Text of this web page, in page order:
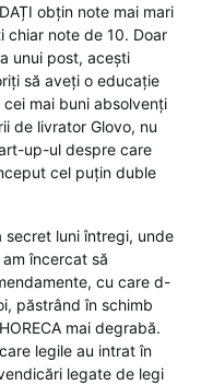
obțin note mai mari
chiar note de 10. Doar
unui post, acești
să aveți o educație
mai buni absolvenți
de livrator Glovo, nu
up-ul despre care
cel puțin duble
luni întregi, unde
încercat să
cu care d-
păstrând în schimb
mai degrabă.
legile au intrat în
legate de legi